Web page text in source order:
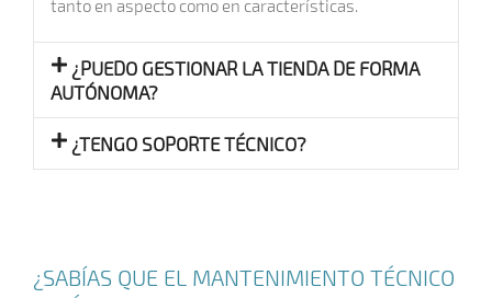
tanto en aspecto como en características.
¿PUEDO GESTIONAR LA TIENDA DE FORMA
AUTÓNOMA?
¿TENGO SOPORTE TÉCNICO?
¿SABÍAS QUE EL MANTENIMIENTO TÉCNICO